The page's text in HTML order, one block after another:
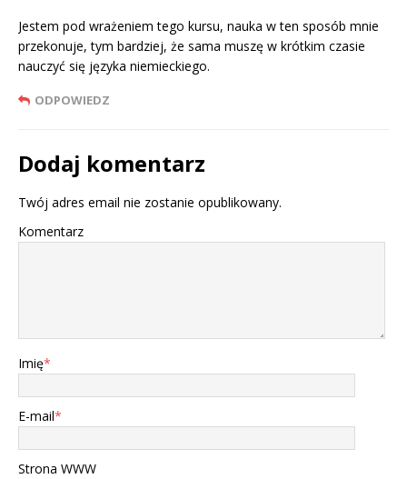
Jestem pod wrażeniem tego kursu, nauka w ten sposób mnie
przekonuje, tym bardziej, że sama muszę w krótkim czasie
nauczyć się języka niemieckiego.
ODPOWIEDZ
Dodaj komentarz
Twój adres email nie zostanie opublikowany.
Komentarz
Imię*
E-mail*
Strona WWW